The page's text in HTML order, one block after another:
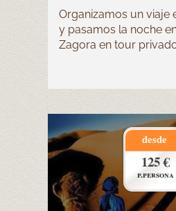
Organizamos un viaje
y pasamos la noche
Zagora en tour
desde
125 €
p.persona